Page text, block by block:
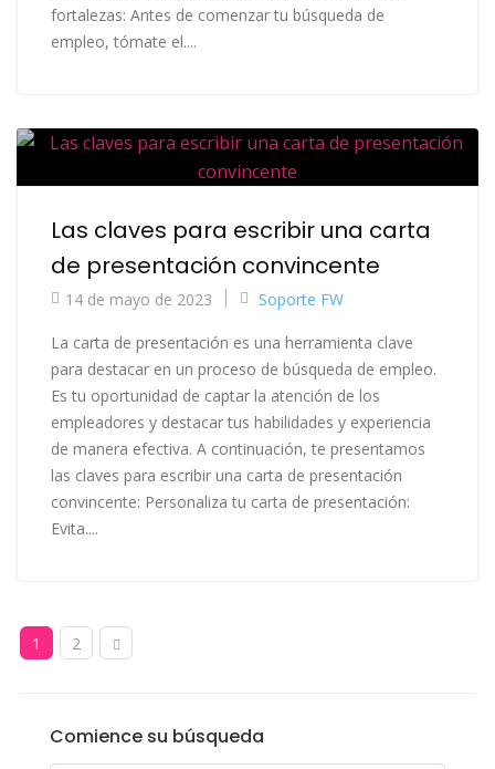
fortalezas: Antes de comenzar tu búsqueda de
empleo, tómate el....
Las claves para escribir una carta
de presentación convincente
14 de mayo de 2023 Soporte FW
La carta de presentación es una herramienta clave
para destacar en un proceso de búsqueda de empleo.
Es tu oportunidad de captar la atención de los
empleadores y destacar tus habilidades y experiencia
de manera efectiva. A continuación, te presentamos
las claves para escribir una carta de presentación
convincente: Personaliza tu carta de presentación:
Evita....
1 2
Comience su búsqueda